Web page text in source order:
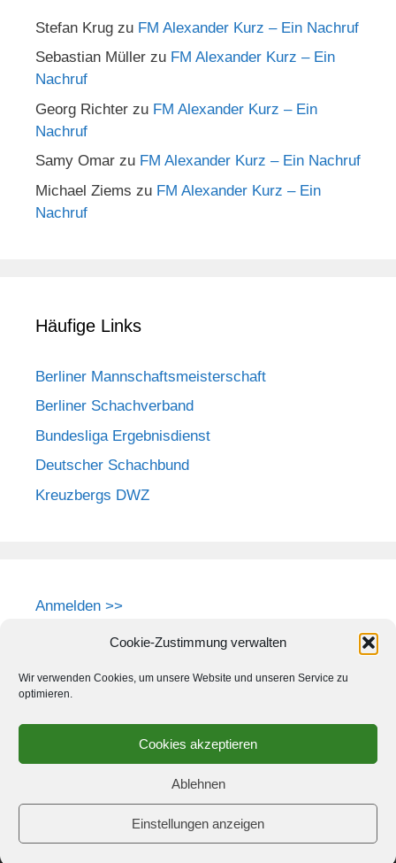
Cookie-Zustimmung verwalten
Wir verwenden Cookies, um unsere Website und unseren Service zu
optimieren.
Cookies akzeptieren
Ablehnen
Einstellungen anzeigen
Stefan Krug zu FM Alexander Kurz – Ein Nachruf
Sebastian Müller zu FM Alexander Kurz – Ein
Nachruf
Georg Richter zu FM Alexander Kurz – Ein
Nachruf
Samy Omar zu FM Alexander Kurz – Ein Nachruf
Michael Ziems zu FM Alexander Kurz – Ein
Nachruf
Häufige Links
Berliner Mannschaftsmeisterschaft
Berliner Schachverband
Bundesliga Ergebnisdienst
Deutscher Schachbund
Kreuzbergs DWZ
Anmelden >>
© 2026 Schach-Club Kreuzberg e.V. GeneratePress